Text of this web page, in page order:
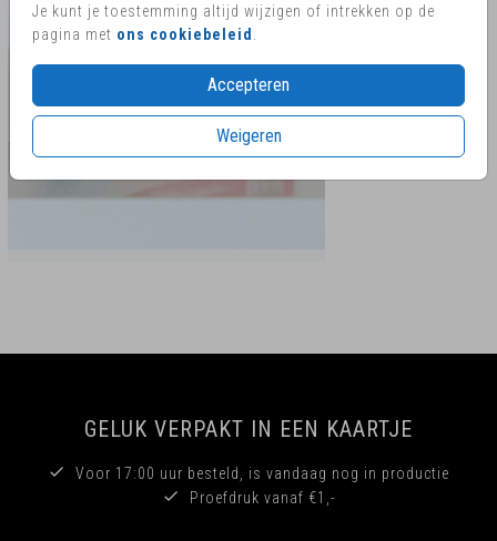
Je kunt je toestemming altijd wijzigen of intrekken op de
pagina met ons cookiebeleid
Accepteren
Weigeren
GELUK VERPAKT IN EEN KAARTJE
Voor 17:00 uur besteld, is vandaag nog in productie
Proefdruk vanaf €1,-